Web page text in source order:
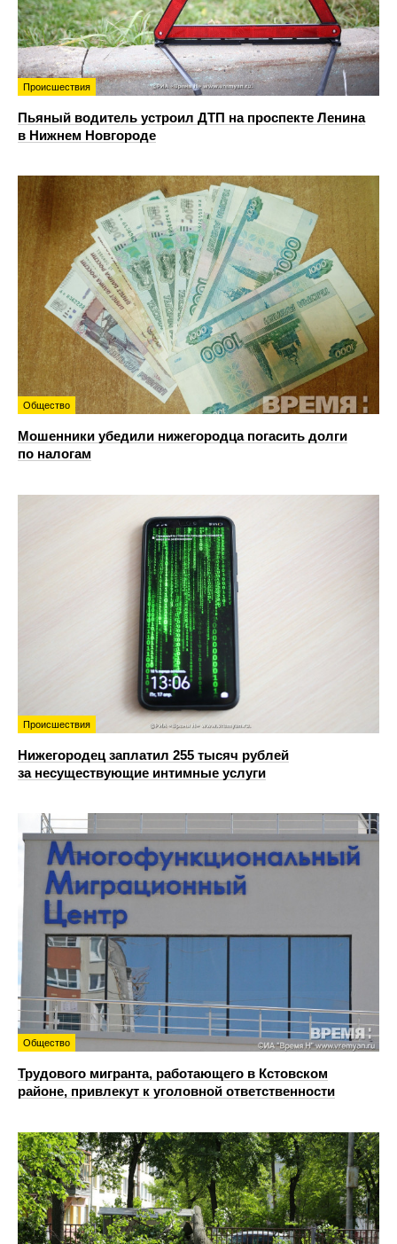
Происшествия
Пьяный водитель устроил ДТП на проспекте Ленина
в Нижнем Новгороде
Общество
Мошенники убедили нижегородца погасить долги
по налогам
Происшествия
Нижегородец заплатил 255 тысяч рублей
за несуществующие интимные услуги
Общество
Трудового мигранта, работающего в Кстовском
районе, привлекут к уголовной ответственности